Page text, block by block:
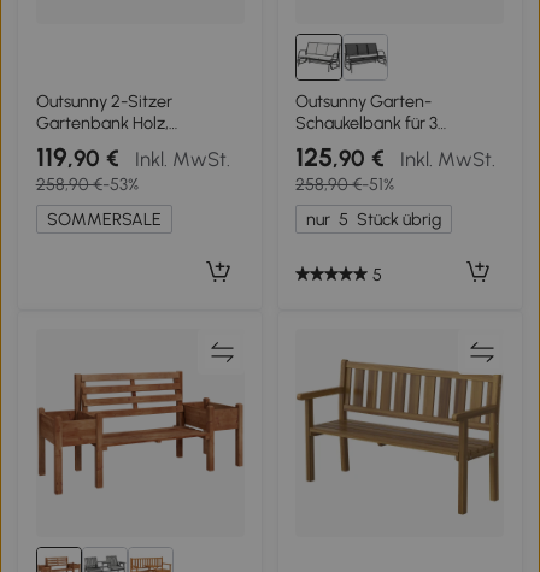
Outsunny 2-Sitzer
Gartenbank Holz,
wetterfest Sitzbank,
Gartenmöbel mit
Stauraum Armlehnen 128,5
x 52 x 53,5cm, Verkohlt
119,90 € Inkl. MwSt.
258,90 €-53%
SOMMERSALE
Outsunny Garten-
Schaukelbank für 3
Personen aus Metall und
atmungsaktivem Netzstoff,
147x75x85cm, Beige
125,90 € Inkl. MwSt.
258,90 €-51%
nur 5 Stück übrig
5